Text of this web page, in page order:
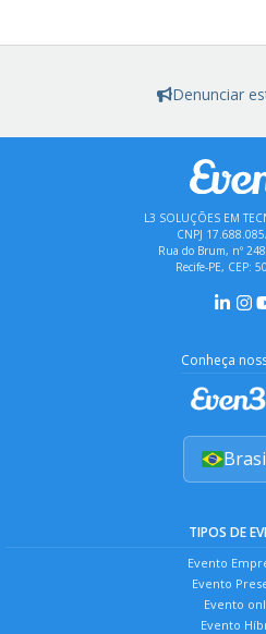
Denunciar
L3 SOLUÇÕES EM
CNPJ
Rua do Brum, nº
Recife-PE, CEP:
Conheça
TIPOS DE
Evento
Evento
Evento
Evento